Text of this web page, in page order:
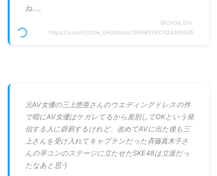
ね…。
@Circle_GH
https://x.com/Circle_GH/status/1949651937424486635
元AV女優の三上悠亜さんのウエディングドレスの件
で暗にAV女優はケガレてるから差別してOKという発
信する人に辟易するけれど、改めてAVに出た後も三
上さんを受け入れてキャプテンだった斉藤真木子さ
んの卒コンのステージに立たせたSKE48は立派だっ
たなあと思う